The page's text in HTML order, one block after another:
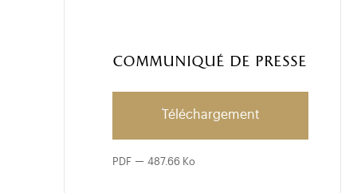
Communiqué de presse
Téléchargement
PDF 487.66 Ko